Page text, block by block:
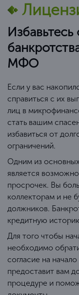
МФО
Если у вас
справиться с их
лиц в
стать вашим
избавиться от
ограничений.
Одним из
является
просрочек. Вы
коллекторам и не
должников.
кредитную
Для того чтобы
необходимо
согласие на
предоставит вам
процедуре и